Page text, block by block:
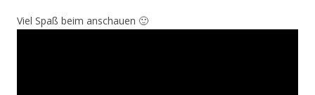
Viel Spaß beim anschauen 🙂